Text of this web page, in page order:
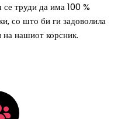
се труди да има 100 %
со што би ги задоволила
нашиот корсник.